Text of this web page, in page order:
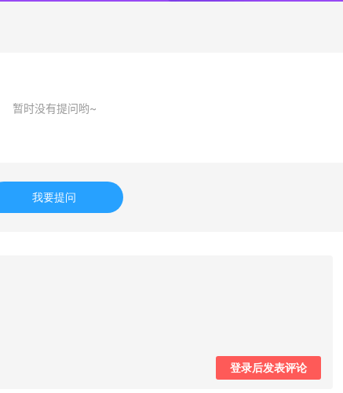
暂时没有提问哟~
我要提问
登录后发表评论